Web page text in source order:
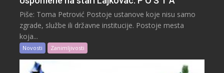
Piše: Toma Petrović Postoje ustanove koje nisu samo
zgrade, službe ili državne institucije. Postoje mesta
koja...
Novosti Zanimljivosti